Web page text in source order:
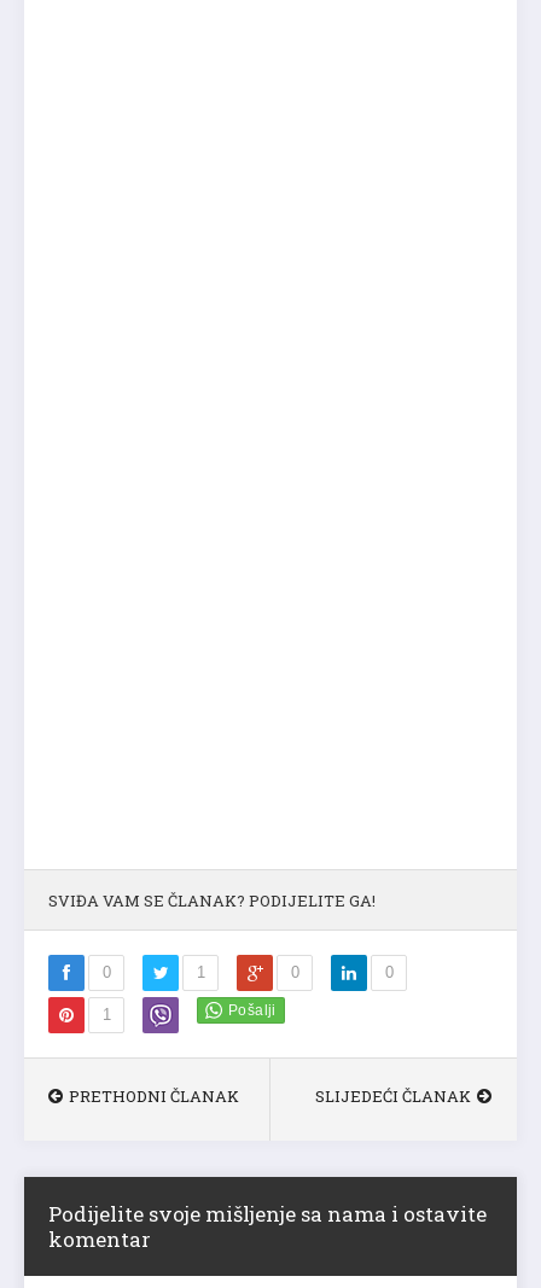
SVIĐA VAM SE ČLANAK? PODIJELITE GA!
0 1 0 0
1
PRETHODNI ČLANAK SLIJEDEĆI ČLANAK
Podijelite svoje mišljenje sa nama i ostavite
komentar